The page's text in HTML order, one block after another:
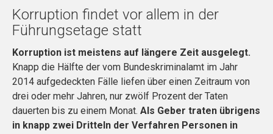
Korruption findet vor allem in der
Führungsetage statt
Korruption ist meistens auf längere Zeit ausgelegt.
Knapp die Hälfte der vom Bundeskriminalamt im Jahr
2014 aufgedeckten Fälle liefen über einen Zeitraum von
drei oder mehr Jahren, nur zwölf Prozent der Taten
dauerten bis zu einem Monat. Als Geber traten übrigens
in knapp zwei Dritteln der Verfahren Personen in